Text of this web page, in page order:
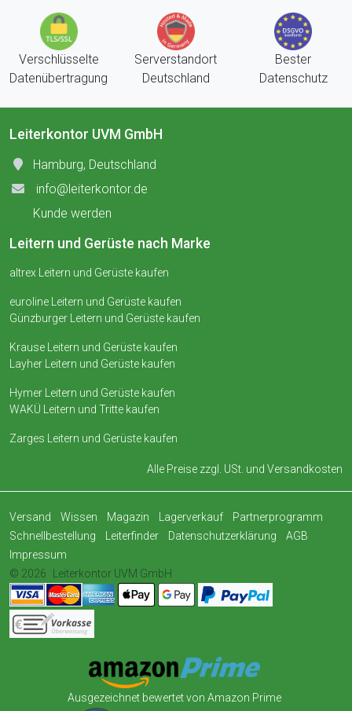
Verschlüsselte
Datenübertragung
Serverstandort
Deutschland
Bester
Datenschutz
Leiterkontor UVM GmbH
Hamburg, Deutschland
info@leiterkontor.de
Kunde werden
Leitern und Gerüste nach Marke
altrex Leitern und Gerüste kaufen
euroline Leitern und Gerüste kaufen
Günzburger Leitern und Gerüste kaufen
Krause Leitern und Gerüste kaufen
Layher Leitern und Gerüste kaufen
Hymer Leitern und Gerüste kaufen
WAKÜ Leitern und Tritte kaufen
Zarges Leitern und Gerüste kaufen
Alle Preise zzgl. USt. und Versandkosten
Versand Wissen Magazin Lagerverkauf
Partnerprogramm
Schnellbestellung
Leiterfinder Datenschutzerklärung
AGB
Impressum
© 2026
Leiterkontor UVM GmbH
Ausgezeichnet bewertet von Amazon Prime